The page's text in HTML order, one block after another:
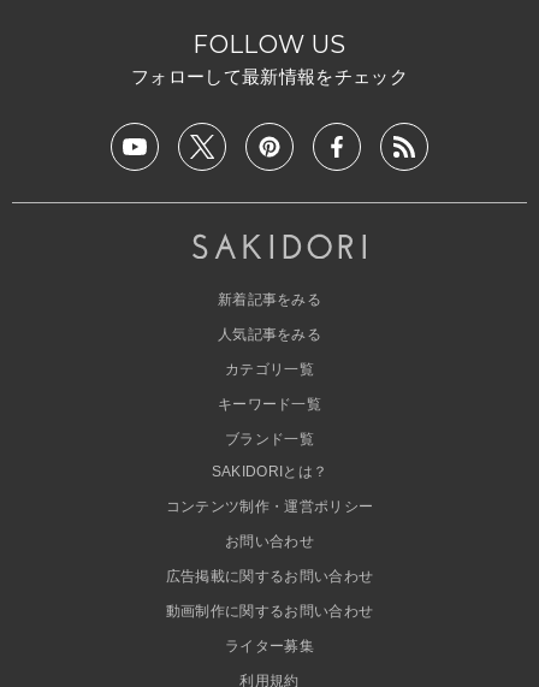
FOLLOW US
フォローして最新情報をチェック
新着記事をみる
人気記事をみる
カテゴリ一覧
キーワード一覧
ブランド一覧
SAKIDORIとは？
コンテンツ制作・運営ポリシー
お問い合わせ
広告掲載に関するお問い合わせ
動画制作に関するお問い合わせ
ライター募集
利用規約